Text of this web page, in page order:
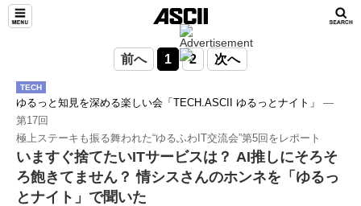
前へ 1 2 次へ
TECH
ゆるっと知見を深める楽しい会「TECH.ASCII ゆるっとナイト」 ―
第17回
極上ステーキも振る舞われた“ゆるふわIT交流会”第5回をレポート
いますぐ捨てたいITサービスは？ AI推しにそろそ
ろ飽きてません？ 情シスさんのホンネを「ゆるっ
とナイト」で聞いた